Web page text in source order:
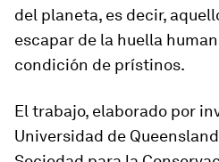
del planeta, es decir,
escapar de la huella
condición de prístinos.
El trabajo, elaborado por
Universidad de